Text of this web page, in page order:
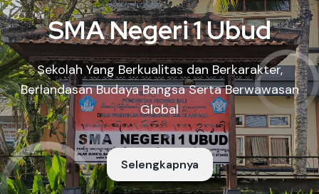
SMA Negeri 1 Ubud
Sekolah Yang Berkualitas dan Berkarakter,
Berlandasan Budaya Bangsa Serta Berwawasan
Global
Selengkapnya